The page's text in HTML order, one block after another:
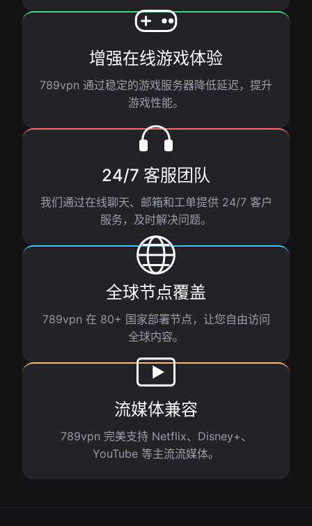
增强在线游戏体验
789vpn 通过稳定的游戏服务器降低延迟，提升
游戏性能。
24/7 客服团队
我们通过在线聊天、邮箱和工单提供 24/7 客户
服务，及时解决问题。
全球节点覆盖
789vpn 在 80+ 国家部署节点，让您自由访问
全球内容。
流媒体兼容
789vpn 完美支持 Netflix、Disney+、
YouTube 等主流流媒体。